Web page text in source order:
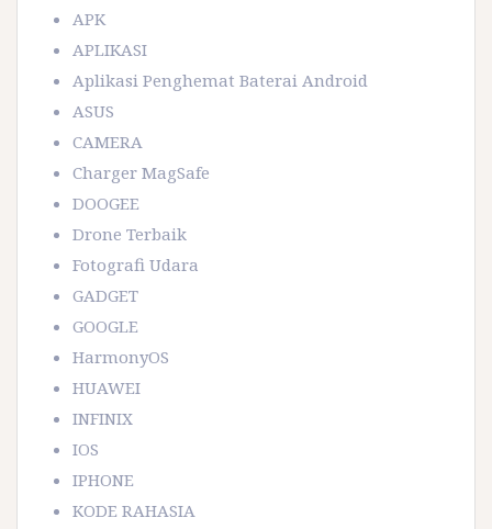
APK
APLIKASI
Aplikasi Penghemat Baterai Android
ASUS
CAMERA
Charger MagSafe
DOOGEE
Drone Terbaik
Fotografi Udara
GADGET
GOOGLE
HarmonyOS
HUAWEI
INFINIX
IOS
IPHONE
KODE RAHASIA